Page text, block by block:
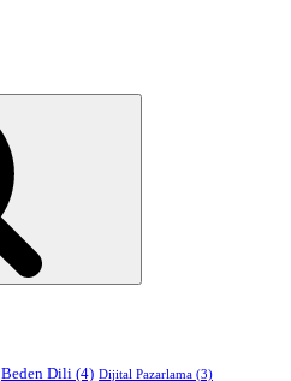
Beden Dili (4) Dijital Pazarlama (3)